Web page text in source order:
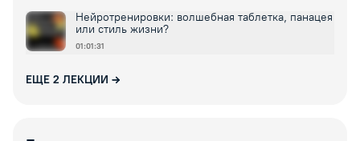
Нейротренировки: волшебная таблетка, панацея
или стиль жизни?
01:01:31
ЕЩЕ 2 ЛЕКЦИИ